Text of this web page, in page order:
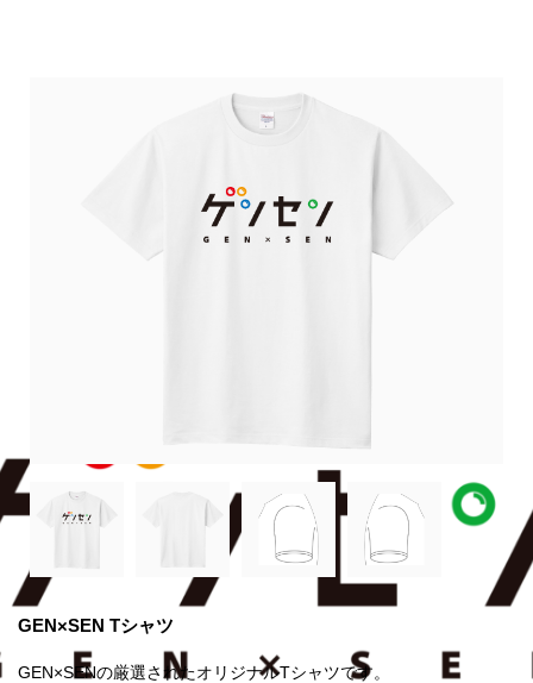
GEN×SEN Tシャツ
GEN×SENの厳選されたオリジナルTシャツです。